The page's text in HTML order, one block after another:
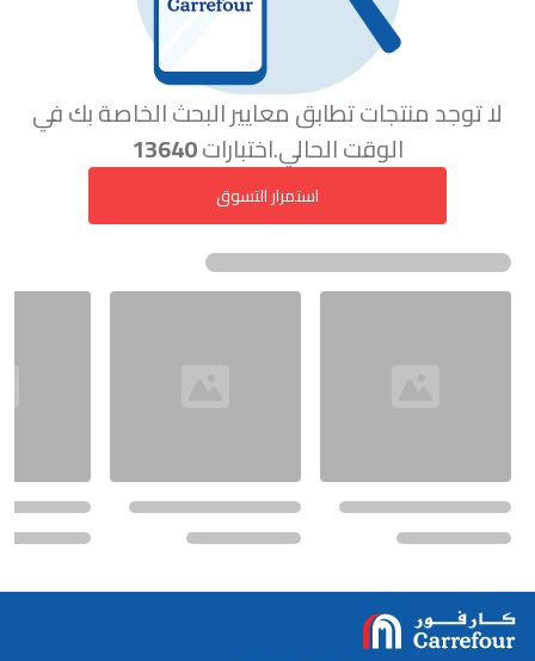
لا توجد منتجات تطابق معايير البحث الخاصة بك في
الوقت الحالي.اختبارات13640
استمرار التسوق